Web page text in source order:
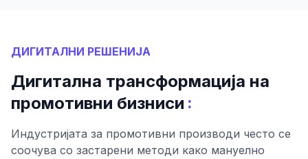
ДИГИТАЛНИ РЕШЕНИЈА
Дигитална трансформација на
промотивни бизниси :
Индустријата за промотивни производи често се
соочува со застарени методи како мануелно